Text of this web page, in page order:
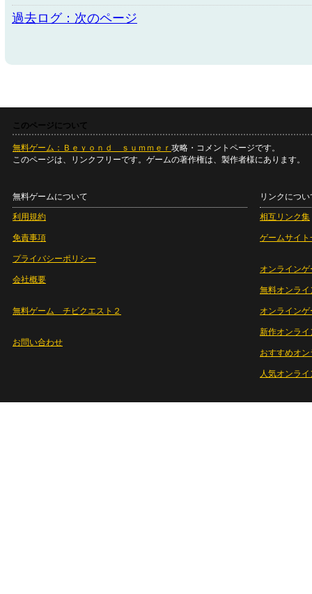
過去ログ：次のページ
このページについて
無料ゲーム：Ｂｅｙｏｎｄ ｓｕｍｍｅｒ 攻略・コメントページです。
このページは、リンクフリーです。ゲームの著作権は、製作者様にあります。
無料ゲームについて
利用規約
免責事項
プライバシーポリシー
会社概要
無料ゲーム チビクエスト２
お問い合わせ
リンクについ
相互リンク集
ゲームサイト
オンラインゲ
無料オンライ
オンライン
新作オンライ
おすすめオ
人気オンラ